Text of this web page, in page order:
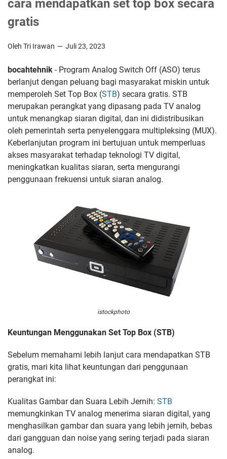
cara mendapatkan set top box secara
gratis
Oleh Tri Irawan Juli 23, 2023
bocahtehnik - Program Analog Switch Off (ASO) terus
berlanjut dengan peluang bagi masyarakat miskin untuk
memperoleh Set Top Box (STB) secara gratis. STB
merupakan perangkat yang dipasang pada TV analog
untuk menangkap siaran digital, dan ini didistribusikan
oleh pemerintah serta penyelenggara multipleksing (MUX).
Keberlanjutan program ini bertujuan untuk memperluas
akses masyarakat terhadap teknologi TV digital,
meningkatkan kualitas siaran, serta mengurangi
penggunaan frekuensi untuk siaran analog.
istockphoto
Keuntungan Menggunakan Set Top Box (STB)
Sebelum memahami lebih lanjut cara mendapatkan STB
gratis, mari kita lihat keuntungan dari penggunaan
perangkat ini:
Kualitas Gambar dan Suara Lebih Jernih: STB
memungkinkan TV analog menerima siaran digital, yang
menghasilkan gambar dan suara yang lebih jernih, bebas
dari gangguan dan noise yang sering terjadi pada siaran
analog.